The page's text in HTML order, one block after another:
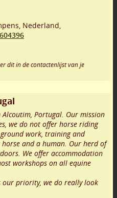
, Nederland,
dit in de contactenlijst van je
Portugal. Our mission
we do not offer horse riding
work, training and
and a human. Our herd of
We offer accommodation
workshops on all equine
our priority, we do really look